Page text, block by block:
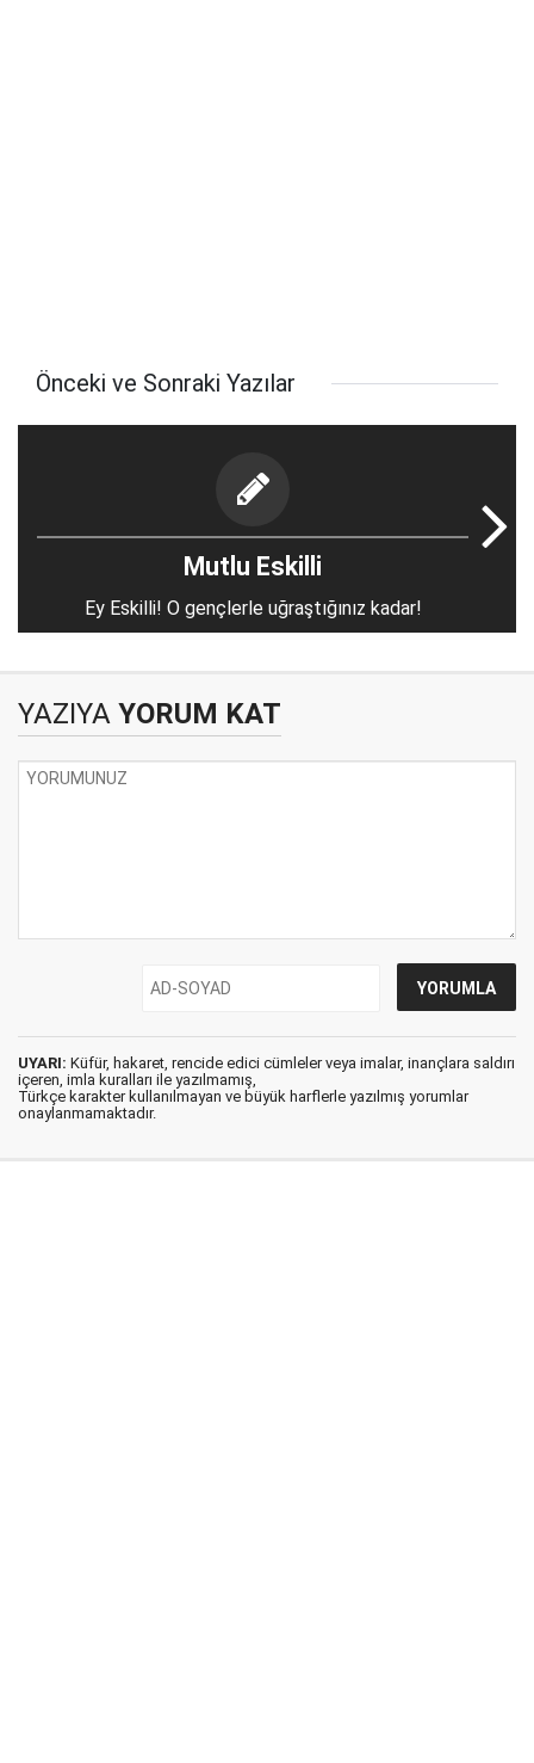
Önceki ve Sonraki Yazılar
Mutlu Eskilli
Ey Eskilli! O gençlerle uğraştığınız kadar!
YAZIYA YORUM KAT
UYARI: Küfür, hakaret, rencide edici cümleler veya imalar, inançlara saldırı
içeren, imla kuralları ile yazılmamış,
Türkçe karakter kullanılmayan ve büyük harflerle yazılmış yorumlar
onaylanmamaktadır.